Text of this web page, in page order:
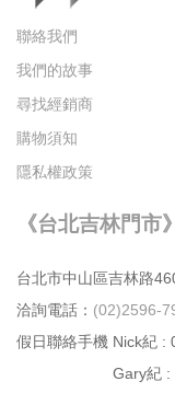
聯絡我們
我們的故事
尋找經銷商
購物須知
隱私權政策
《台北吉林門市》
台北市中⼭區吉林路
洽詢電話： (02)2596-
假日聯絡手機 Nick紀 :
Gary紀 :